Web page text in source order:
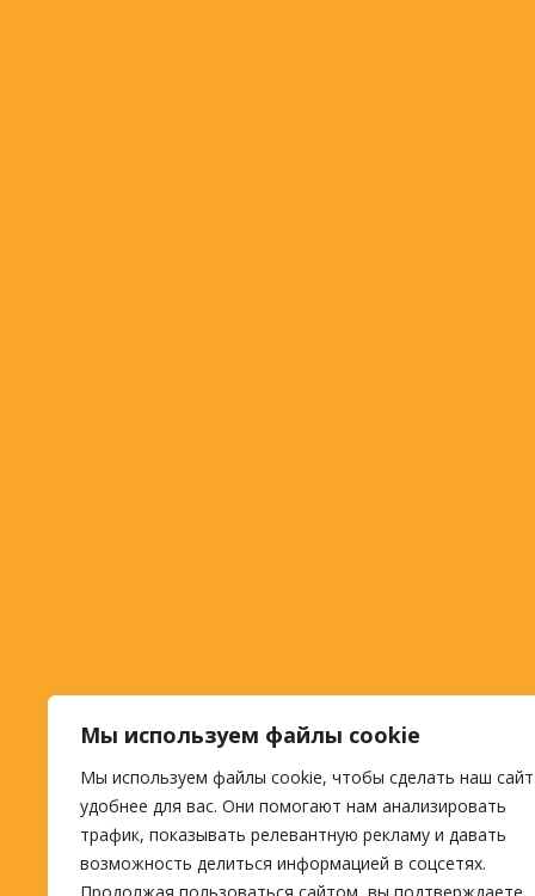
Мы используем файлы cookie
Мы используем файлы cookie, чтобы сделать наш сайт
удобнее для вас. Они помогают нам анализировать
трафик, показывать релевантную рекламу и давать
возможность делиться информацией в соцсетях.